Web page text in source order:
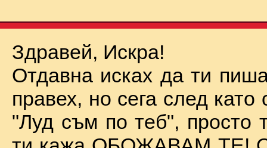
Здравей, Искра!
Отдавна исках да ти
правех, но сега след като
"Луд съм по теб", просто